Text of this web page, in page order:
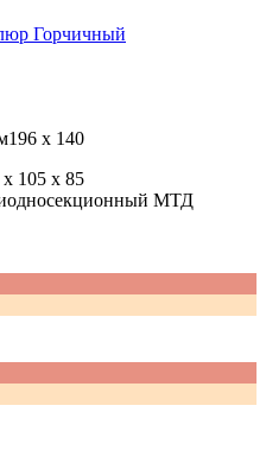
Горчичный
196 x 140
x 105 x 85
односекционный МТД